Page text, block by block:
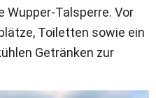
Wupper-Talsperre. Vor
Toiletten sowie ein
Getränken zur